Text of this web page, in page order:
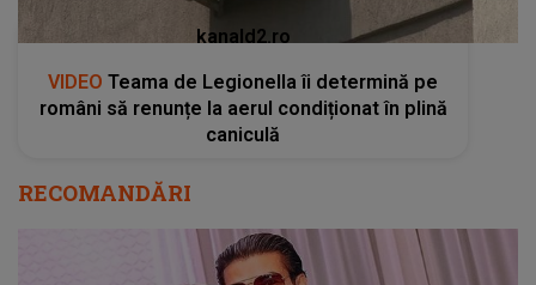
kanald2.ro
VIDEO Teama de Legionella îi determină pe
români să renunțe la aerul condiționat în plină
caniculă
RECOMANDĂRI